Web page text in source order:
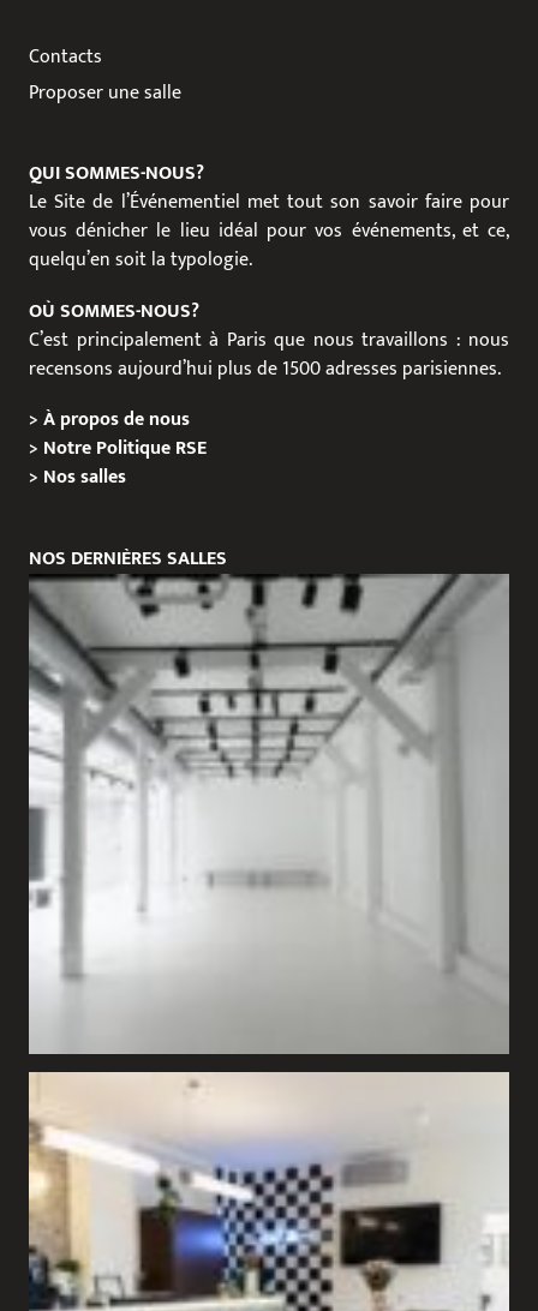
Contacts
Proposer une salle
QUI SOMMES-NOUS?
Le Site de l’Événementiel met tout son savoir faire pour
vous dénicher le lieu idéal pour vos événements, et ce,
quelqu’en soit la typologie.
OÙ SOMMES-NOUS?
C’est principalement à Paris que nous travaillons : nous
recensons aujourd’hui plus de 1500 adresses parisiennes.
>À propos de nous
> Notre Politique RSE
> Nos salles
NOS DERNIÈRES SALLES